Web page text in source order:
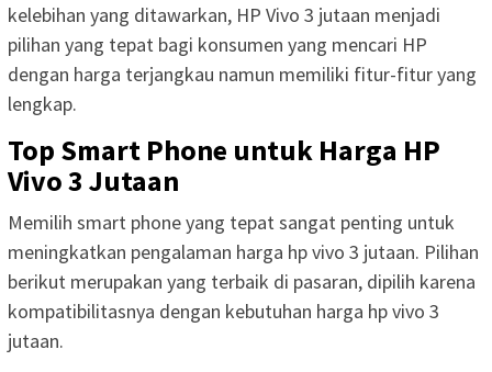
kelebihan yang ditawarkan, HP Vivo 3 jutaan menjadi
pilihan yang tepat bagi konsumen yang mencari HP
dengan harga terjangkau namun memiliki fitur-fitur yang
lengkap.
Top Smart Phone untuk Harga HP
Vivo 3 Jutaan
Memilih smart phone yang tepat sangat penting untuk
meningkatkan pengalaman harga hp vivo 3 jutaan. Pilihan
berikut merupakan yang terbaik di pasaran, dipilih karena
kompatibilitasnya dengan kebutuhan harga hp vivo 3
jutaan.